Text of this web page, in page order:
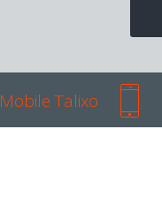
Mobile Talixo